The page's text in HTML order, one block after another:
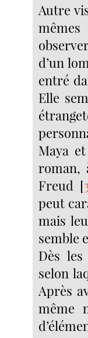
Autre
d’un
entré
Elle
Maya
roman,
Freud [
peut
mais
semble
Dès
selon
Après
même